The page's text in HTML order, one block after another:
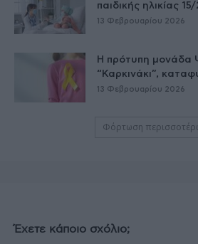
παιδικής ηλικίας
13 Φεβρουαρίου 2026
Η πρότυπη
“Καρκινάκι”,
13 Φεβρουαρίου 2026
Φόρτωση
Έχετε κάποιο σχόλιο;